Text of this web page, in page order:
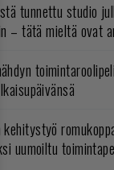
tunnettu studio
– tätä mieltä ovat
kehitystyö
uumoiltu